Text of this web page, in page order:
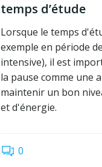
temps d’étude
Lorsque le temps
exemple en période
intensive), il est
la pause comme une
maintenir un bon
et d'énergie.
0